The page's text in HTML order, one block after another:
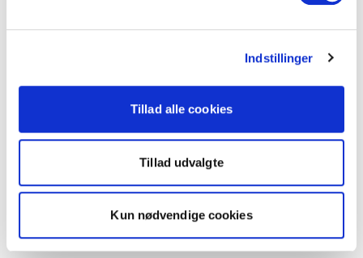
Indstillinger
Tillad alle cookies
Tillad udvalgte
Kun nødvendige cookies